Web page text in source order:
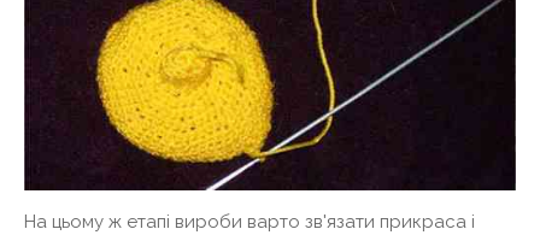
На цьому ж етапі вироби варто зв'язати прикраса і